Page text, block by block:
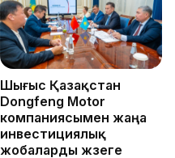
Шығыс Қазақстан
Dongfeng Motor
компаниясымен жаңа
инвестициялық
жобаларды жүзеге